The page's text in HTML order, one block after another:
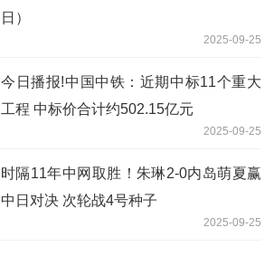
日）
2025-09-25
今日播报!中国中铁：近期中标11个重大
工程 中标价合计约502.15亿元
2025-09-25
时隔11年中网取胜！朱琳2-0内岛萌夏赢
中日对决 次轮战4号种子
2025-09-25